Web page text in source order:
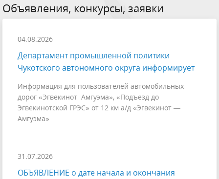
Объявления, конкурсы, заявки
04.08.2026
Департамент промышленной политики
Чукотского автономного округа информирует
Информация для пользователей автомобильных
дорог «Эгвекинот Амгуэма», «Подъезд до
Эгвекинотской ГРЭС» от 12 км а/д «Эгвекинот —
Амгуэма»
31.07.2026
ОБЪЯВЛЕНИЕ о дате начала и окончания